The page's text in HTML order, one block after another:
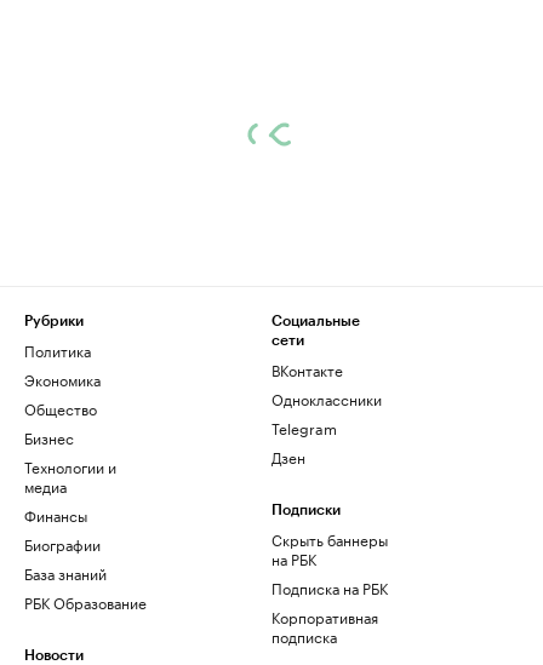
Рубрики
Политика
Экономика
Общество
Бизнес
Технологии и
медиа
Финансы
Биографии
База знаний
РБК Образование
Новости
Социальные
сети
ВКонтакте
Одноклассники
Telegram
Дзен
Подписки
Скрыть баннеры
на РБК
Подписка на РБК
Корпоративная
подписка